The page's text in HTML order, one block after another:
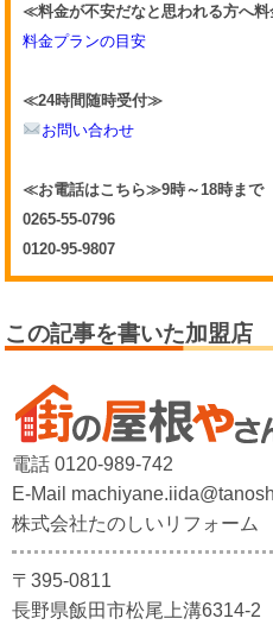
≪料金が不安だなと思われる方へ
料金プランの目安
≪24時間随時受付≫
お問い合わせ
≪お電話はこちら≫9時～18時まで
0265-55-0796
0120-95-9807
この記事を書いた加盟店
電話 0120-989-742
E-Mail
株式会社たのしいリフォーム
〒395-0811
長野県飯田市松尾上溝6314-2